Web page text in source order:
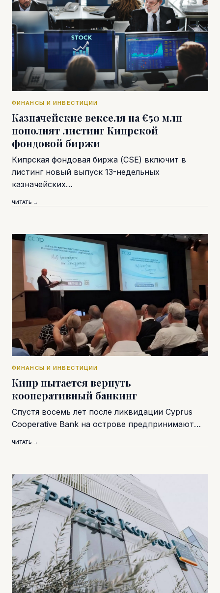
ФИНАНСЫ И ИНВЕСТИЦИИ
Казначейские векселя на €50 млн
пополнят листинг Кипрской
фондовой биржи
Кипрская фондовая биржа (CSE) включит в
листинг новый выпуск 13-недельных
казначейских…
ЧИТАТЬ →
ФИНАНСЫ И ИНВЕСТИЦИИ
Кипр пытается вернуть
кооперативный банкинг
Спустя восемь лет после ликвидации Cyprus
Cooperative Bank на острове предпринимают…
ЧИТАТЬ →